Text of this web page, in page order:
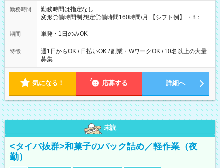
勤務時間
勤務時間は指定なし
変形労働時間制 想定労働時間160時間/月 【シフト例】 ・8：00
～21：00
期間 単発・1日のみOK
特徴
週1日からOK / 日払いOK / 副業・WワークOK / 10名以上の大量
募集
気になる！ 応募する 詳細へ
未読
<タイパ抜群>和菓子のパック詰め／軽作業（夜
勤）